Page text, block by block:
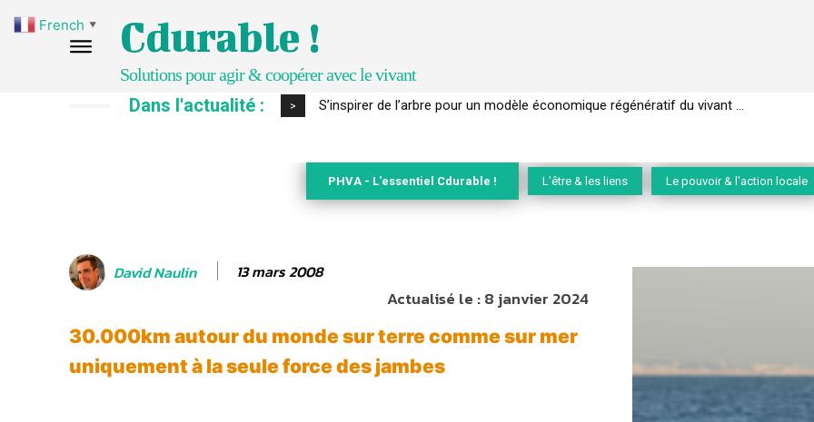
Cdurable !
Solutions pour agir & coopérer avec le vivant
Dans l'actualité : > IPBES : le « GIEC de la biodiversité » appelle les entreprises à devenir des alliées du
PHVA - L'essentiel Cdurable ! L'être & les liens Le pouvoir & l'action locale
David Naulin 13 mars 2008
Actualisé le :8 janvier 2024
30.000km autour du monde sur terre comme sur mer
uniquement à la seule force des jambes
French ▼